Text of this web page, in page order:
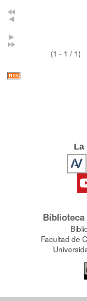
(1 - 1 / 1)
La
Facultad de